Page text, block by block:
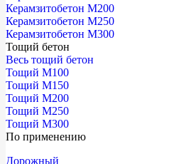
Керамзитобетон М200
Керамзитобетон М250
Керамзитобетон М300
Тощий бетон
Весь тощий бетон
Тощий М100
Тощий М150
Тощий М200
Тощий М250
Тощий М300
По применению
Дорожный